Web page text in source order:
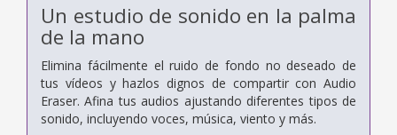
Un estudio de sonido en la palma
de la mano
Elimina fácilmente el ruido de fondo no deseado de
tus vídeos y hazlos dignos de compartir con Audio
Eraser. Afina tus audios ajustando diferentes tipos de
sonido, incluyendo voces, música, viento y más.